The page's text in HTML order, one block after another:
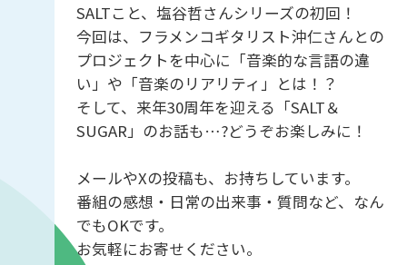
SALTこと、塩谷哲さんシリーズの初回！
今回は、フラメンコギタリスト沖仁さんとの
プロジェクトを中心に「音楽的な言語の違
い」や「音楽のリアリティ」とは！？
そして、来年30周年を迎える「SALT＆
SUGAR」のお話も…?どうぞお楽しみに！
メールやXの投稿も、お持ちしています。
番組の感想・日常の出来事・質問など、なん
でもOKです。
お気軽にお寄せください。